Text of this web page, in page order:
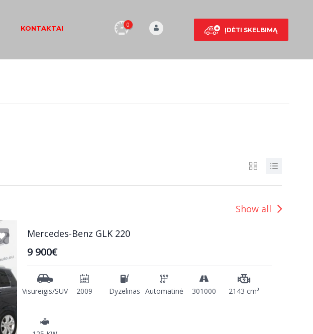
ĮDĖTI SKELBIMĄ
0
KONTAKTAI
Show all
Mercedes-Benz GLK 220
9 900€
Visureigis/SUV 2009 Dyzelinas Automatinė 301000 2143 cm³